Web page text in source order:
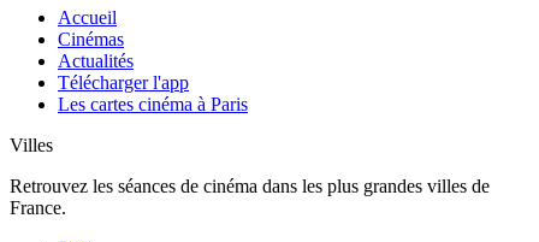
Accueil
Cinémas
Actualités
Télécharger l'app
Les cartes cinéma à Paris
Villes
Retrouvez les séances de cinéma dans les plus grandes villes de
France.